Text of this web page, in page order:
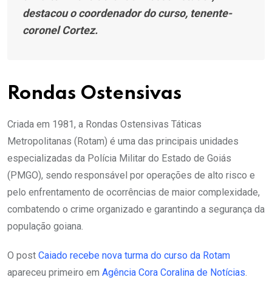
destacou o coordenador do curso, tenente-
coronel Cortez.
Rondas Ostensivas
Criada em 1981, a Rondas Ostensivas Táticas
Metropolitanas (Rotam) é uma das principais unidades
especializadas da Polícia Militar do Estado de Goiás
(PMGO), sendo responsável por operações de alto risco e
pelo enfrentamento de ocorrências de maior complexidade,
combatendo o crime organizado e garantindo a segurança da
população goiana.
O post Caiado recebe nova turma do curso da Rotam
apareceu primeiro em Agência Cora Coralina de Notícias.